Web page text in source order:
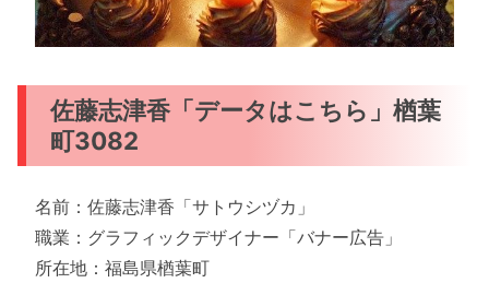
佐藤志津香「データはこちら」楢葉
町3082
名前：佐藤志津香「サトウシヅカ」
職業：グラフィックデザイナー「バナー広告」
所在地：福島県楢葉町